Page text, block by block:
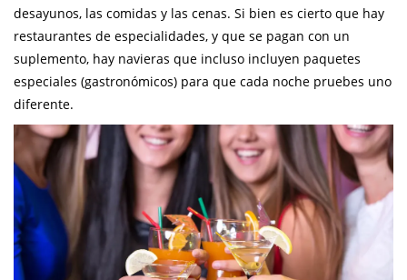
desayunos, las comidas y las cenas. Si bien es cierto que hay
restaurantes de especialidades, y que se pagan con un
suplemento, hay navieras que incluso incluyen paquetes
especiales (gastronómicos) para que cada noche pruebes uno
diferente.